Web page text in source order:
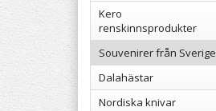
Kero
renskinnsprodukter
Souvenirer från Sverige
Dalahästar
Nordiska knivar